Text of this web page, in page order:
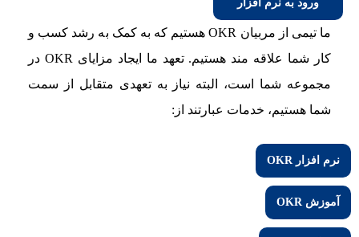
ورود به نرم افزار
ما تیمی از مربیان OKR هستیم که به کمک به رشد کسب و
کار شما علاقه مند هستیم. تعهد ما ایجاد مزایای OKR در
مجموعه شما است، البته نیاز به تعهدی متقابل از سمت
شما هستیم، خدمات عبارتند از:
نرم افزار OKR
آموزش OKR